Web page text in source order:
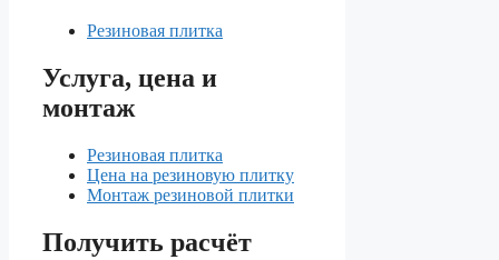
Резиновая плитка
Услуга, цена и
монтаж
Резиновая плитка
Цена на резиновую плитку
Монтаж резиновой плитки
Получить расчёт